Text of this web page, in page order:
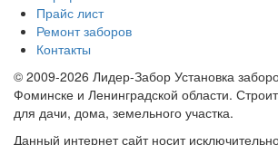
Прайс лист
Ремонт заборов
Контакты
© 2009-2026 Лидер-Забор Установка
Фоминске и Ленинградской области.
для дачи, дома, земельного участка.
Данный интернет сайт носит